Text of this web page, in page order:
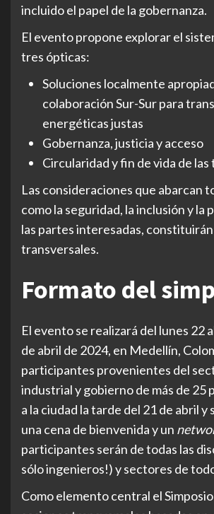
incluido el papel de la gobernanza.
El evento propone explorar el
tres ópticas:
Soluciones localmente
colaboración Sur-Sur para
energéticas justas
Gobernanza, justicia y acceso
Circularidad y fin de vida de
Las consideraciones que abarcan
como la seguridad, la inclusión y la
las partes interesadas,
transversales.
Formato del
El evento se realizará del lunes 22
de abril de 2024, en Medellín,
participantes provenientes del
industrial y gobierno de más de 25
a la ciudad la tarde del 21 de abril y
una cena de bienvenida y un
participantes serán de todas las
sólo ingenieros!) y sectores de
Como elemento central el